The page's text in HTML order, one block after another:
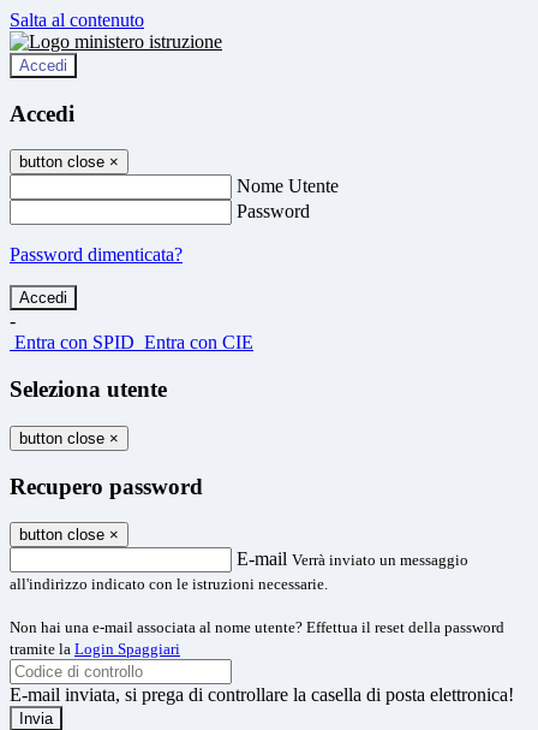
Salta al contenuto
Accedi
Accedi
button close ×
Nome Utente
Password
Password dimenticata?
-
Entra con SPID Entra con CIE
Seleziona utente
button close ×
Recupero password
button close ×
E-mail Verrà inviato un messaggio
all'indirizzo indicato con le istruzioni necessarie.
Non hai una e-mail associata al nome utente? Effettua il reset della password
tramite la Login Spaggiari
E-mail inviata, si prega di controllare la casella di posta elettronica!